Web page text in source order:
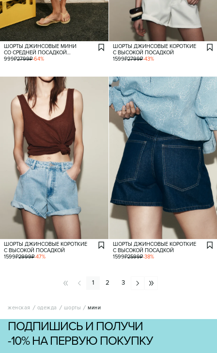
ШОРТЫ ДЖИНСОВЫЕ МИНИ
СО СРЕДНЕЙ ПОСАДКОЙ
И ОБОРКАМИ
999₽2799₽-64%
ШОРТЫ ДЖИНСОВЫЕ КОРОТКИЕ
С ВЫСОКОЙ ПОСАДКОЙ
1599₽2799₽-43%
ШОРТЫ ДЖИНСОВЫЕ КОРОТКИЕ
С ВЫСОКОЙ ПОСАДКОЙ
1599₽2999₽-47%
ШОРТЫ ДЖИНСОВЫЕ КОРОТКИЕ
С ВЫСОКОЙ ПОСАДКОЙ
1599₽2599₽-38%
1 2 3
женская одежда шорты мини
ПОДПИШИСЬ И ПОЛУЧИ
-10% НА ПЕРВУЮ ПОКУПКУ